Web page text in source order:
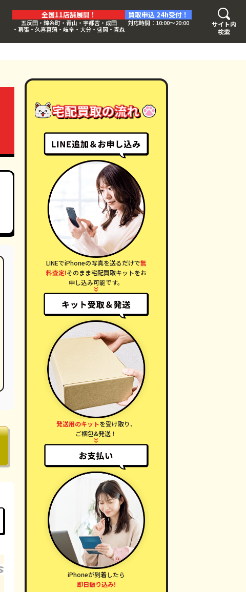
全国11店舗展開！
五反田・錦糸町・青山・宇都宮・成田
・幕張・久喜菖蒲・岐阜・大分・盛岡・青森
買取申込 24h受付！
対応時間：10:00〜20:00
サイト内
検索
LINEでiPhoneの写真を送るだけで無
料査定!そのまま宅配買取キットをお
申し込み可能です。
発送用のキットを受け取り、
ご梱包&発送！
iPhoneが到着したら
即日振り込み!